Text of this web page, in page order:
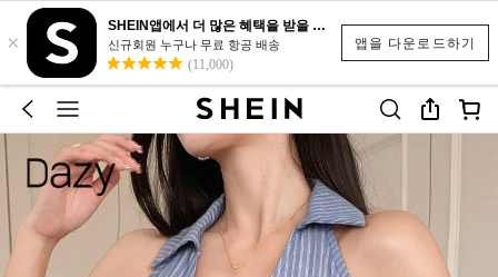
앱을 다운로드하기
×
SHEIN앱에서 더 많은 혜택을 받을 수 있어요.
신규회원 누구나 무료 항공 배송
(11,000)